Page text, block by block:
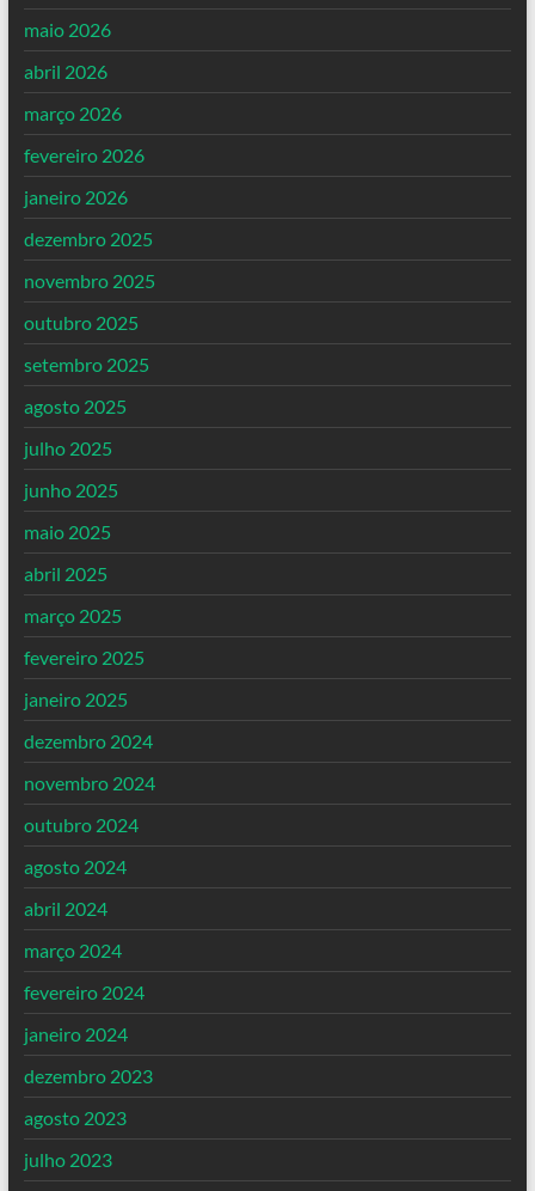
maio 2026
abril 2026
março 2026
fevereiro 2026
janeiro 2026
dezembro 2025
novembro 2025
outubro 2025
setembro 2025
agosto 2025
julho 2025
junho 2025
maio 2025
abril 2025
março 2025
fevereiro 2025
janeiro 2025
dezembro 2024
novembro 2024
outubro 2024
agosto 2024
abril 2024
março 2024
fevereiro 2024
janeiro 2024
dezembro 2023
agosto 2023
julho 2023